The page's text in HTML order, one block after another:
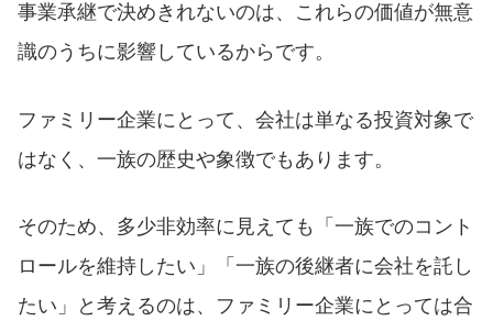
事業承継で決めきれないのは、これらの価値が無意
識のうちに影響しているからです。
ファミリー企業にとって、会社は単なる投資対象で
はなく、一族の歴史や象徴でもあります。
そのため、多少非効率に見えても「一族でのコント
ロールを維持したい」「一族の後継者に会社を託し
たい」と考えるのは、ファミリー企業にとっては合